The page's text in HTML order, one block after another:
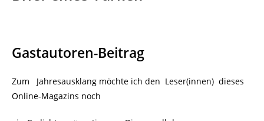
Gastautoren-Beitrag
Zum Jahresausklang möchte ich den Leser(innen) dieses
Online-Magazins noch